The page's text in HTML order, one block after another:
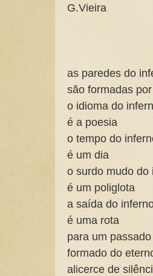
G.Vieira
as paredes do
são formadas
o idioma do
é a poesia
o tempo do
é um dia
o surdo mudo do
é um poliglota
a saída do
é uma rota
para um passado
formado do
alicerce de